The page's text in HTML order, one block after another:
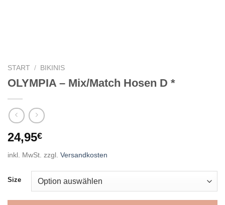
START / BIKINIS
OLYMPIA – Mix/Match Hosen D *
24,95€
inkl. MwSt. zzgl. Versandkosten
Size